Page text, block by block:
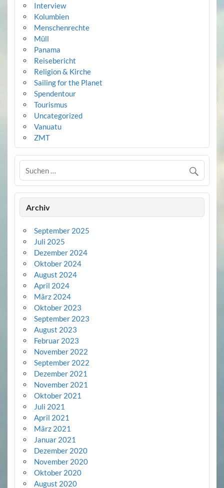
Interview
Kolumbien
Menschenrechte
Müll
Panama
Reisebericht
Religion & Kirche
Sailing for the Planet
Spendentour
Tourismus
Uncategorized
Vanuatu
ZMT
Archiv
September 2025
Juli 2025
Dezember 2024
Oktober 2024
August 2024
April 2024
März 2024
Oktober 2023
September 2023
August 2023
Februar 2023
November 2022
September 2022
Dezember 2021
November 2021
Oktober 2021
Juli 2021
April 2021
März 2021
Januar 2021
Dezember 2020
November 2020
Oktober 2020
August 2020